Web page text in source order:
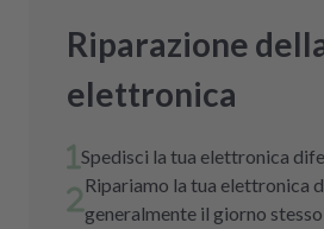
Riparazione
elettronica
Spedisci la tua elettronica
Ripariamo la tua elettronica
generalmente il giorno